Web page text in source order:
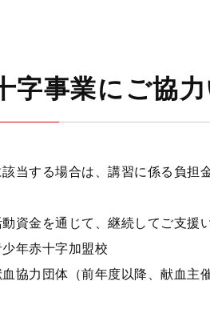
字事業にご協
当する場合は、講習に係る負担
資金を通じて、継続してご支援
年赤十字加盟校
協力団体（前年度以降、献血主